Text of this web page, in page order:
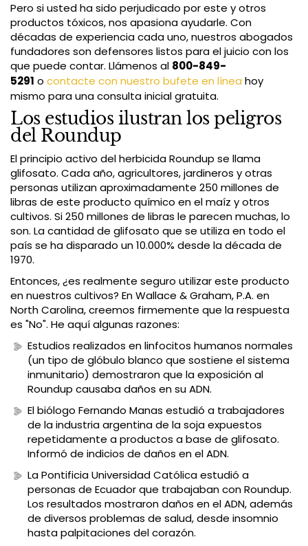
Pero si usted ha sido perjudicado por este y otros
productos tóxicos, nos apasiona ayudarle. Con
décadas de experiencia cada uno, nuestros abogados
fundadores son defensores listos para el juicio con los
que puede contar. Llámenos al 800-849-
5291 o contacte con nuestro bufete en línea hoy
mismo para una consulta inicial gratuita.
Los estudios ilustran los peligros
del Roundup
El principio activo del herbicida Roundup se llama
glifosato. Cada año, agricultores, jardineros y otras
personas utilizan aproximadamente 250 millones de
libras de este producto químico en el maíz y otros
cultivos. Si 250 millones de libras le parecen muchas, lo
son. La cantidad de glifosato que se utiliza en todo el
país se ha disparado un 10.000% desde la década de
1970.
Entonces, ¿es realmente seguro utilizar este producto
en nuestros cultivos? En Wallace & Graham, P.A. en
North Carolina, creemos firmemente que la respuesta
es "No". He aquí algunas razones:
Estudios realizados en linfocitos humanos normales
(un tipo de glóbulo blanco que sostiene el sistema
inmunitario) demostraron que la exposición al
Roundup causaba daños en su ADN.
El biólogo Fernando Manas estudió a trabajadores
de la industria argentina de la soja expuestos
repetidamente a productos a base de glifosato.
Informó de indicios de daños en el ADN.
La Pontificia Universidad Católica estudió a
personas de Ecuador que trabajaban con Roundup.
Los resultados mostraron daños en el ADN, además
de diversos problemas de salud, desde insomnio
hasta palpitaciones del corazón.